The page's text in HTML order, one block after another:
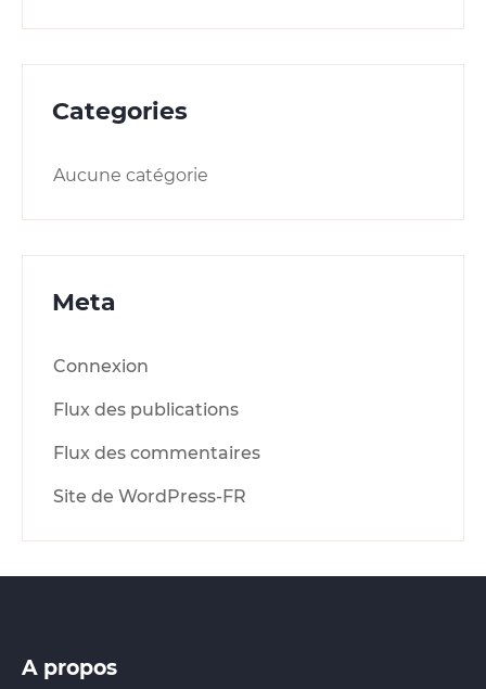
Categories
Aucune catégorie
Meta
Connexion
Flux des publications
Flux des commentaires
Site de WordPress-FR
A propos